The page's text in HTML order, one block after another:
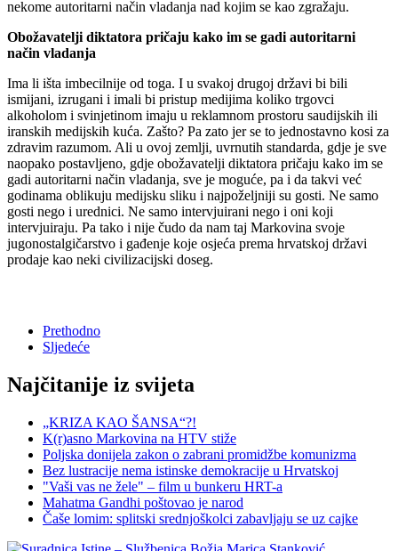
nekome autoritarni način vladanja nad kojim se kao zgražaju.
Obožavatelji diktatora pričaju kako im se gadi autoritarni
način vladanja
Ima li išta imbecilnije od toga. I u svakoj drugoj državi bi bili
ismijani, izrugani i imali bi pristup medijima koliko trgovci
alkoholom i svinjetinom imaju u reklamnom prostoru saudijskih ili
iranskih medijskih kuća. Zašto? Pa zato jer se to jednostavno kosi za
zdravim razumom. Ali u ovoj zemlji, uvrnutih standarda, gdje je sve
naopako postavljeno, gdje obožavatelji diktatora pričaju kako im se
gadi autoritarni način vladanja, sve je moguće, pa i da takvi već
godinama oblikuju medijsku sliku i najpoželjniji su gosti. Ne samo
gosti nego i urednici. Ne samo intervjuirani nego i oni koji
intervjuiraju. Pa tako i nije čudo da nam taj Markovina svoje
jugonostalgičarstvo i gađenje koje osjeća prema hrvatskoj državi
prodaje kao neki civilizacijski doseg.
Prethodno
Sljedeće
Najčitanije iz svijeta
„KRIZA KAO ŠANSA“?!
K(r)asno Markovina na HTV stiže
Poljska donijela zakon o zabrani promidžbe komunizma
Bez lustracije nema istinske demokracije u Hrvatskoj
"Vaši vas ne žele" – film u bunkeru HRT-a
Mahatma Gandhi poštovao je narod
Čaše lomim: splitski srednjoškolci zabavljaju se uz cajke